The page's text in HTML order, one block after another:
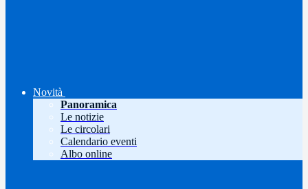
Novità
Panoramica
Le notizie
Le circolari
Calendario eventi
Albo online